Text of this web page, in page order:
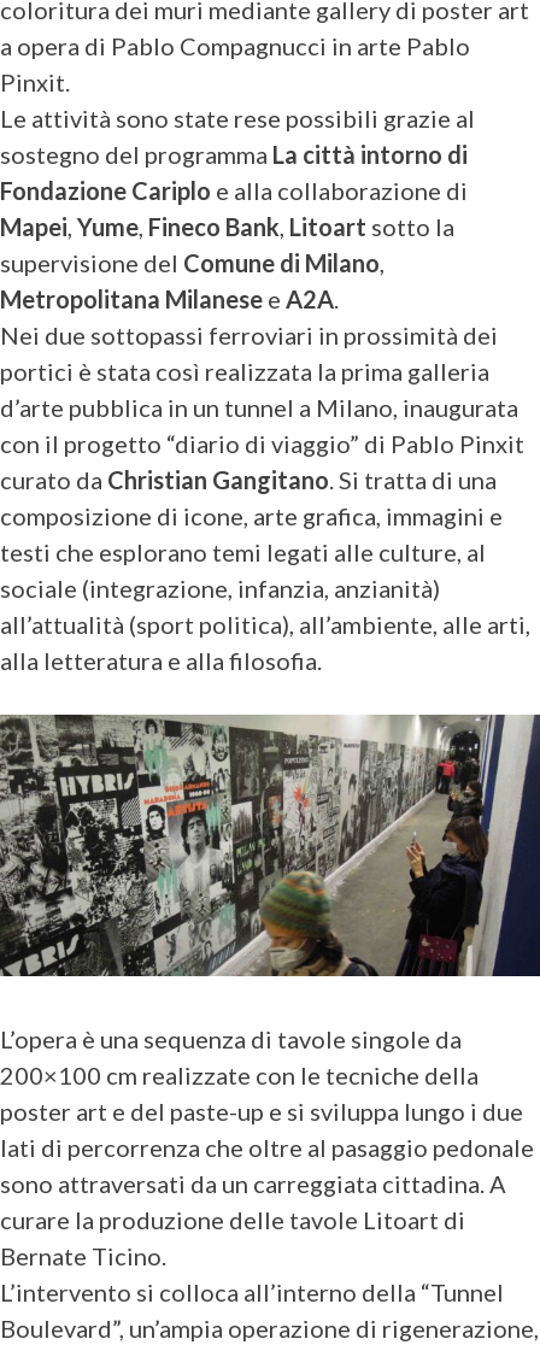
coloritura dei muri mediante gallery di poster art
a opera di Pablo Compagnucci in arte Pablo
Pinxit.
Le attività sono state rese possibili grazie al
sostegno del programma La città intorno di
Fondazione Cariplo e alla collaborazione di
Mapei, Yume, Fineco Bank, Litoart sotto la
supervisione del Comune di Milano,
Metropolitana Milanese e A2A.
Nei due sottopassi ferroviari in prossimità dei
portici è stata così realizzata la prima galleria
d’arte pubblica in un tunnel a Milano, inaugurata
con il progetto “diario di viaggio” di Pablo Pinxit
curato da Christian Gangitano. Si tratta di una
composizione di icone, arte grafica, immagini e
testi che esplorano temi legati alle culture, al
sociale (integrazione, infanzia, anzianità)
all’attualità (sport politica), all’ambiente, alle arti,
alla letteratura e alla filosofia.
L’opera è una sequenza di tavole singole da
200×100 cm realizzate con le tecniche della
poster art e del paste-up e si sviluppa lungo i due
lati di percorrenza che oltre al pasaggio pedonale
sono attraversati da un carreggiata cittadina. A
curare la produzione delle tavole Litoart di
Bernate Ticino.
L’intervento si colloca all’interno della “Tunnel
Boulevard”, un’ampia operazione di rigenerazione,